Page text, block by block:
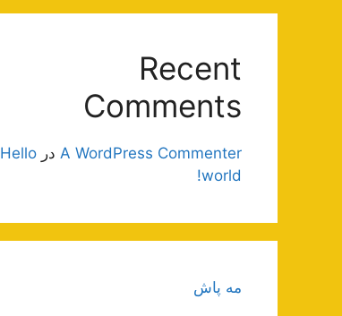
Recent
Comments
A WordPress Commenter در Hello
world!
مه پاش